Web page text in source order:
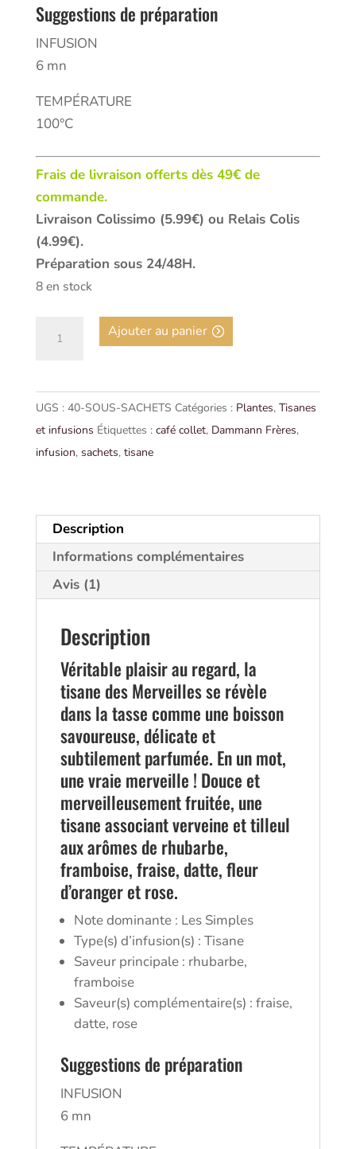
Suggestions de préparation
INFUSION
6 mn
TEMPÉRATURE
100°C
Frais de livraison offerts dès 49€ de
commande.
Livraison Colissimo (5.99€) ou Relais Colis
(4.99€).
Préparation sous 24/48H.
8 en stock
DES
MERVEILLES,
25
SACHETS
Dammann
Frères
Ajouter au panier
UGS : 40-SOUS-SACHETS Catégories : Plantes, Tisanes
et infusions Étiquettes : café collet, Dammann Frères,
infusion, sachets, tisane
Description
Informations complémentaires
Avis (1)
Description
Véritable plaisir au regard, la
tisane des Merveilles se révèle
dans la tasse comme une boisson
savoureuse, délicate et
subtilement parfumée. En un mot,
une vraie merveille ! Douce et
merveilleusement fruitée, une
tisane associant verveine et tilleul
aux arômes de rhubarbe,
framboise, fraise, datte, fleur
d’oranger et rose.
Note dominante : Les Simples
Type(s) d’infusion(s) : Tisane
Saveur principale : rhubarbe,
framboise
Saveur(s) complémentaire(s) : fraise,
datte, rose
Suggestions de préparation
INFUSION
6 mn